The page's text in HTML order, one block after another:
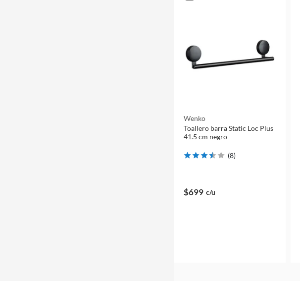
Wenko
Toallero barra Static Loc Plus
41.5 cm negro
(8)
$699 c/u